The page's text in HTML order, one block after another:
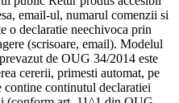
email-ul, numarul comenzii si
o declaratie neechivoca prin
(scrisoare, email). Modelul
de OUG 34/2014 este
cererii, primesti automat, pe
continutul declaratiei